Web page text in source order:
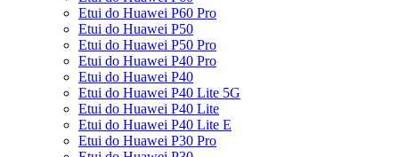
Etui do Huawei P60 Pro
Etui do Huawei P50
Etui do Huawei P50 Pro
Etui do Huawei P40 Pro
Etui do Huawei P40
Etui do Huawei P40 Lite 5G
Etui do Huawei P40 Lite
Etui do Huawei P40 Lite E
Etui do Huawei P30 Pro